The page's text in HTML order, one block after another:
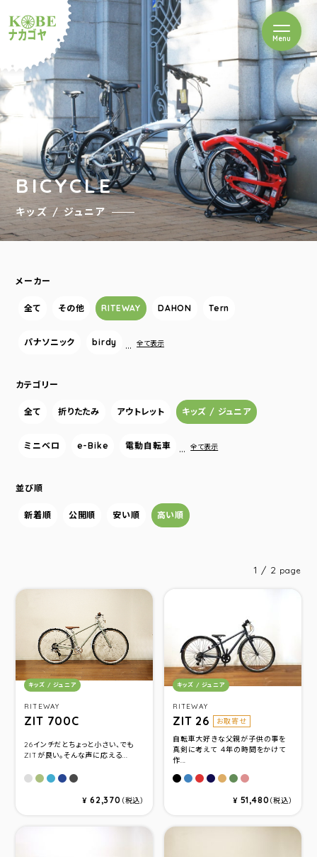
ルショップナカゴヤ
Menuを開閉
BICYCLE
キッズ / ジュニア
メーカー
全て その他 RITEWAY DAHON Tern
パナソニック birdy … 全て表示
カテゴリー
全て 折りたたみ アウトレット キッズ / ジュニア
ミニベロ e-Bike 電動自転車 … 全て表示
並び順
新着順 公開順 安い順 高い順
1 / 2 page
RITEWAY
ZIT 700C
カテゴリ：
キッズ / ジュニア
26インチだとちょっと小さい、でも
ZITが良い。そんな声に応える...
マットサンドベージュ
マットカーキ
マットスカイブルー
マットネイビー
マットブラックグレー
¥ 62,370 （税込）
RITEWAY
ZIT 26 お取寄せ
カテゴリ：
キッズ / ジュニア
自転車大好きな父親が子供の事を
真剣に考えて ４年の時間をかけて
作...
マットブラックグレ－
マットスカイブル－
マットレッド
マットネイビ－
マットベ－ジュ
マットカーキ
マットサクラレ
¥ 51,480（税込）